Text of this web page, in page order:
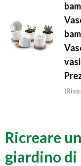
Ricreare
giardino di